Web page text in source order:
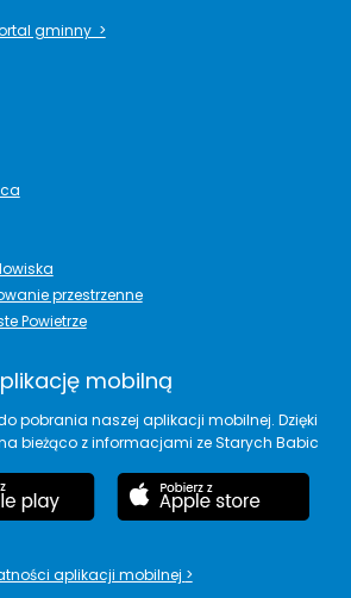
gminny >
przestrzenne
Powietrze
mobilną
pobrania naszej aplikacji mobilnej. Dzięki
bieżąco z informacjami ze Starych Babic
aplikacji mobilnej >